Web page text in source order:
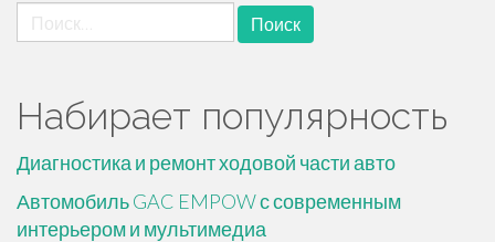
Найти:
Набирает популярность
Диагностика и ремонт ходовой части авто
Автомобиль GAC EMPOW с современным
интерьером и мультимедиа